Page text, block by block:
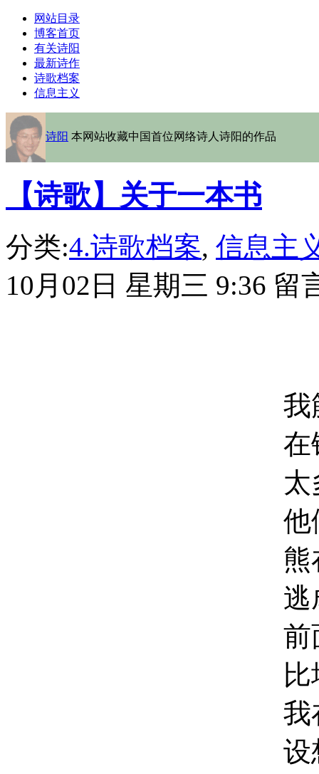
网站目录
博客首页
有关诗阳
最新诗作
诗歌档案
信息主义
诗阳 本网站收藏中国首位网络诗人诗阳的作品
【诗歌】关于一本书
分类:4.诗歌档案, 信息主
10月02日 星期三 9:36 留
我筋疲
在错综复杂
太多的人
他们跪地
熊在我面前
逃成为肉
前面
比墙更顽
我在脸色的
设想英雄如